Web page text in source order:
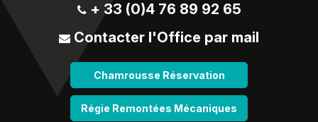
+ 33 (0)4 76 89 92 65
Contacter l'Office par mail
Chamrousse Réservation
Régie Remontées Mécaniques